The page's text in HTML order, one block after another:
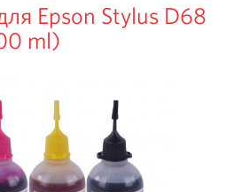
Epson Stylus D68
ml)